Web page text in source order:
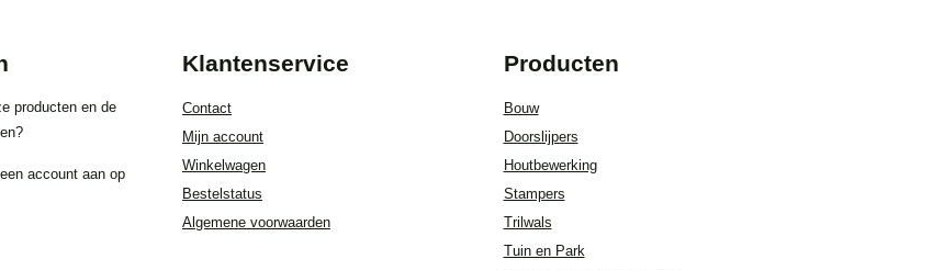
producten en de
account aan op
Klantenservice
Contact
Mijn account
Winkelwagen
Bestelstatus
Algemene voorwaarden
Producten
Bouw
Doorslijpers
Houtbewerking
Stampers
Trilwals
Tuin en Park